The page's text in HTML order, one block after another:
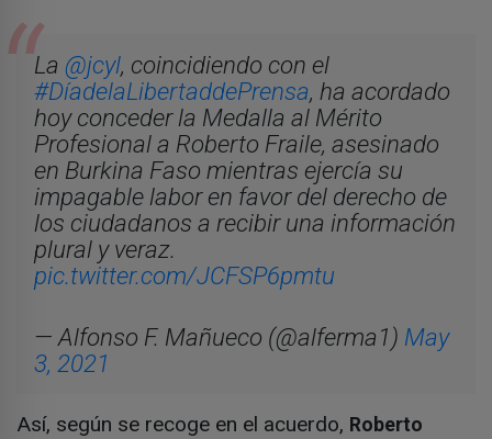
La @jcyl, coincidiendo con el
#DíadelaLibertaddePrensa, ha acordado
hoy conceder la Medalla al Mérito
Profesional a Roberto Fraile, asesinado
en Burkina Faso mientras ejercía su
impagable labor en favor del derecho de
los ciudadanos a recibir una información
plural y veraz.
pic.twitter.com/JCFSP6pmtu
— Alfonso F. Mañueco (@alferma1) May
3, 2021
Así, según se recoge en el acuerdo, Roberto